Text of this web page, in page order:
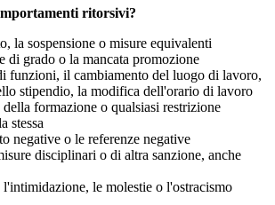
ritorsivi?
la sospensione o misure equivalenti
di grado o la mancata promozione
funzioni, il cambiamento del luogo di lavoro,
stipendio, la modifica dell'orario di lavoro
della formazione o qualsiasi restrizione
stessa
negative o le referenze negative
disciplinari o di altra sanzione, anche
le molestie o l'ostracismo